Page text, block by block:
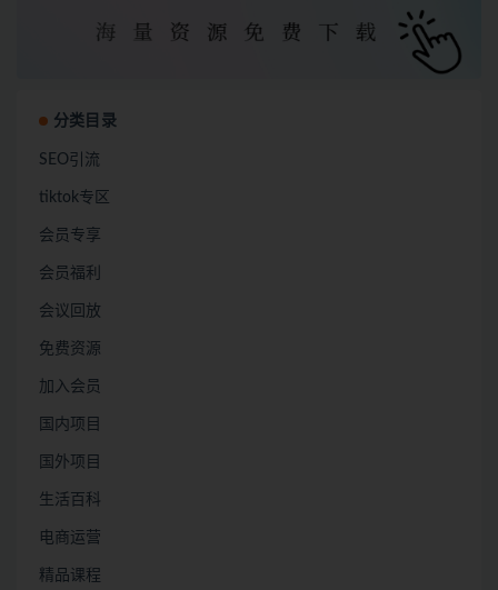
分类目录
SEO引流
tiktok专区
会员专享
会员福利
会议回放
免费资源
加入会员
国内项目
国外项目
生活百科
电商运营
精品课程